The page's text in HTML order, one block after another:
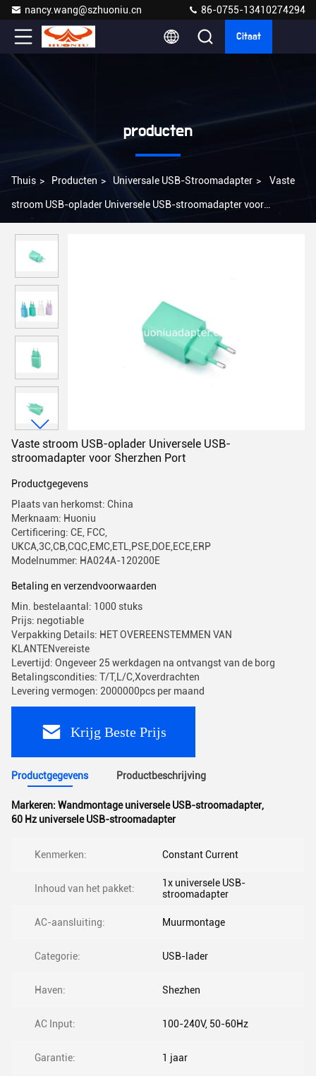
nancy.wang@szhuoniu.cn 86-0755-13410274294
Citaat
producten
Thuis > Producten > Universale USB-Stroomadapter > Vaste
stroom USB-oplader Universele USB-stroomadapter voor
Vaste stroom USB-oplader Universele USB-
stroomadapter voor Sherzhen Port
Productgegevens
Plaats van herkomst: China
Merknaam: Huoniu
Certificering: CE, FCC,
UKCA,3C,CB,CQC,EMC,ETL,PSE,DOE,ECE,ERP
Modelnummer: HA024A-120200E
Betaling en verzendvoorwaarden
Min. bestelaantal: 1000 stuks
Prijs: negotiable
Verpakking Details: HET OVEREENSTEMMEN VAN
KLANTENvereiste
Levertijd: Ongeveer 25 werkdagen na ontvangst van de borg
Betalingscondities: T/T,L/C,Xoverdrachten
Levering vermogen: 2000000pcs per maand
Krijg Beste Prijs
Productgegevens Productbeschrijving
Markeren: Wandmontage universele USB-stroomadapter,
60 Hz universele USB-stroomadapter
Kenmerken: Constant Current
Inhoud van het pakket:
1x universele USB-
stroomadapter
AC-aansluiting: Muurmontage
Categorie: USB-lader
Haven: Shezhen
AC Input: 100-240V, 50-60Hz
Garantie: 1 jaar